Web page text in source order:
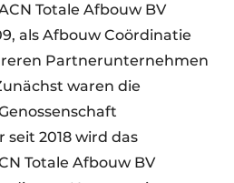
Totale Afbouw BV
als Afbouw Coördinatie
Partnerunternehmen
waren die
2018 wird das
Totale Afbouw BV